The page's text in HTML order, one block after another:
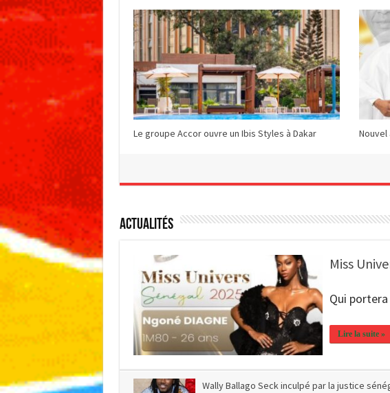
Le groupe Accor ouvre un Ibis Styles à Dakar Nouvel
Actualités
Miss
Qui
Lire la suite »
Wally Ballago Seck inculpé par la justice